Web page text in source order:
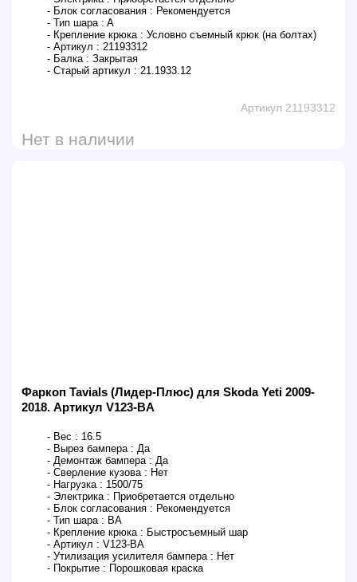
- Блок согласования : Рекомендуется
- Тип шара : A
- Крепление крюка : Условно съемный крюк (на болтах)
- Артикул : 21193312
- Балка : Закрытая
- Старый артикул : 21.1933.12
Артикул 21193312
Нет в наличии
Фаркоп Tavials (Лидер-Плюс) для Skoda Yeti 2009-
2018. Артикул V123-BA
- Вес : 16.5
- Вырез бампера : Да
- Демонтаж бампера : Да
- Сверление кузова : Нет
- Нагрузка : 1500/75
- Электрика : Приобретается отдельно
- Блок согласования : Рекомендуется
- Тип шара : BA
- Крепление крюка : Быстросъемный шар
- Артикул : V123-BA
- Утилизация усилителя бампера : Нет
- Покрытие : Порошковая краска